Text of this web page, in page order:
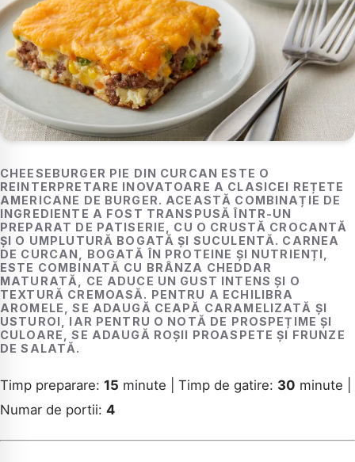
CHEESEBURGER PIE DIN CURCAN ESTE O
REINTERPRETARE INOVATOARE A CLASICEI REȚETE
AMERICANE DE BURGER. ACEASTĂ COMBINAȚIE DE
INGREDIENTE A FOST TRANSPUSĂ ÎNTR-UN
PREPARAT DE PATISERIE, CU O CRUSTĂ CROCANTĂ
ȘI O UMPLUTURĂ BOGATĂ ȘI SUCULENTĂ. CARNEA
DE CURCAN, BOGATĂ ÎN PROTEINE ȘI NUTRIENȚI,
ESTE COMBINATĂ CU BRÂNZA CHEDDAR
MATURATĂ, CE ADUCE UN GUST INTENS ȘI O
TEXTURĂ CREMOASĂ. PENTRU A ECHILIBRA
AROMELE, SE ADAUGĂ CEAPĂ CARAMELIZATĂ ȘI
USTUROI, IAR PENTRU O NOTĂ DE PROSPEȚIME ȘI
CULOARE, SE ADAUGĂ ROȘII PROASPETE ȘI FRUNZE
DE SALATĂ.
Timp preparare: 15 minute | Timp de gatire: 30 minute |
Numar de portii: 4